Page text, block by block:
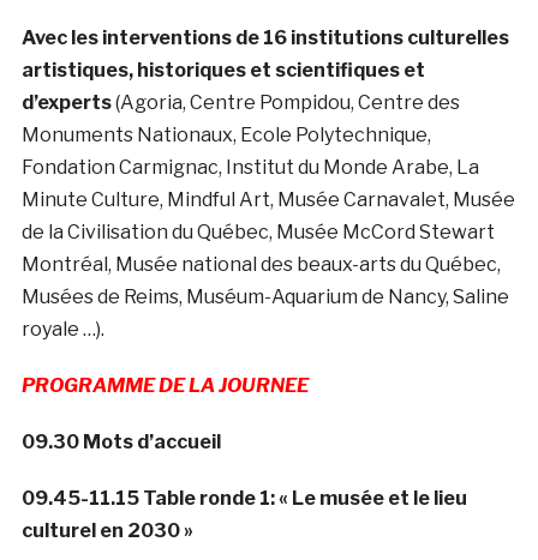
Avec les interventions de 16 institutions culturelles
artistiques, historiques et scientifiques et
d’experts(Agoria, Centre Pompidou, Centre des
Monuments Nationaux, Ecole Polytechnique,
Fondation Carmignac, Institut du Monde Arabe, La
Minute Culture, Mindful Art, Musée Carnavalet, Musée
de la Civilisation du Québec, Musée McCord Stewart
Montréal, Musée national des beaux-arts du Québec,
Musées de Reims, Muséum-Aquarium de Nancy, Saline
royale …).
PROGRAMME DE LA JOURNEE
09.30 Mots d’accueil
09.45-11.15 Table ronde 1: « Le musée et le lieu
culturel en 2030 »